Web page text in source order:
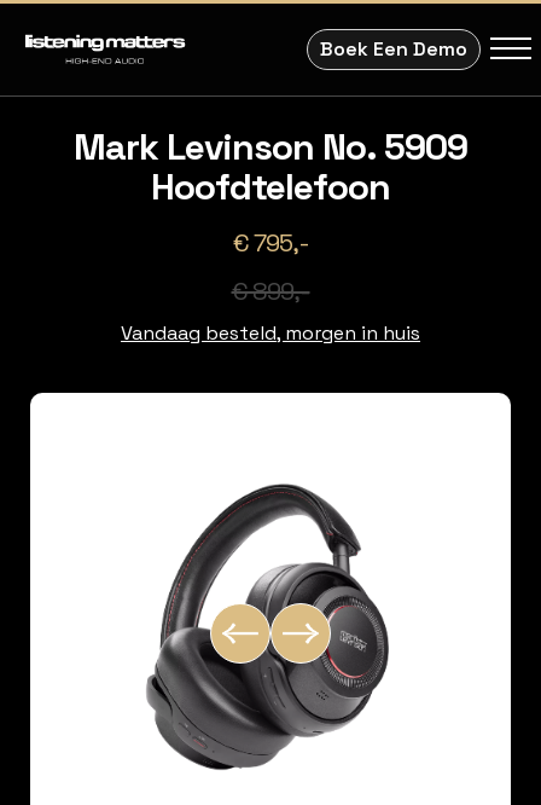
Boek Een Demo
Mark Levinson No. 5909
Hoofdtelefoon
€ 795,-
€ 899,-
Vandaag besteld, morgen in huis